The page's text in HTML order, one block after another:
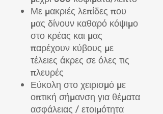
Με μακριές λεπίδες που
μας δίνουν καθαρό κόψιμο
στο κρέας και μας
παρέχουν κύβους με
τέλειες άκρες σε όλες τις
πλευρές
Εύκολη στο χειρισμό με
οπτική σήμανση για θέματα
ασφάλειας / ετοιμότητα